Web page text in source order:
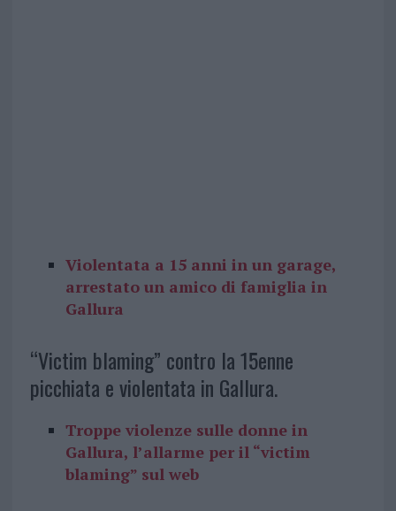
Violentata a 15 anni in un garage,
arrestato un amico di famiglia in
Gallura
“Victim blaming” contro la 15enne
picchiata e violentata in Gallura.
Troppe violenze sulle donne in
Gallura, l’allarme per il “victim
blaming” sul web